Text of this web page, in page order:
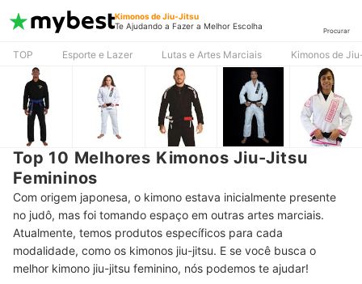
Kimonos de Jiu-Jitsu
Te Ajudando a Fazer a Melhor Escolha
Procurar
TOP Esporte e Lazer Lutas e Artes Marciais Kimonos de
Top 10 Melhores Kimonos Jiu-Jitsu
Femininos
Com origem japonesa, o kimono estava inicialmente presente
no judô, mas foi tomando espaço em outras artes marciais.
Atualmente, temos produtos específicos para cada
modalidade, como os kimonos jiu-jitsu. E se você busca o
melhor kimono jiu-jitsu feminino, nós podemos te ajudar!